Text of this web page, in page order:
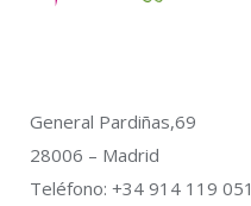
General Pardiñas,69
28006 – Madrid
Teléfono: +34 914 119 051